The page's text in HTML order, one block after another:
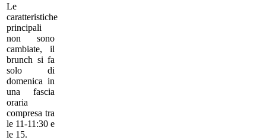
Le
caratteristiche
principali
non sono
cambiate, il
brunch si fa
solo di
domenica in
una fascia
oraria
compresa tra
le 11-11:30 e
le 15.